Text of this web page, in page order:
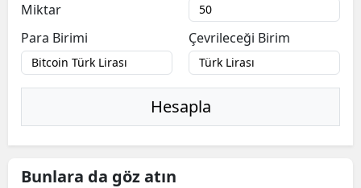
Miktar
Para Birimi
Çevrileceği Birim
Hesapla
Bunlara da göz atın